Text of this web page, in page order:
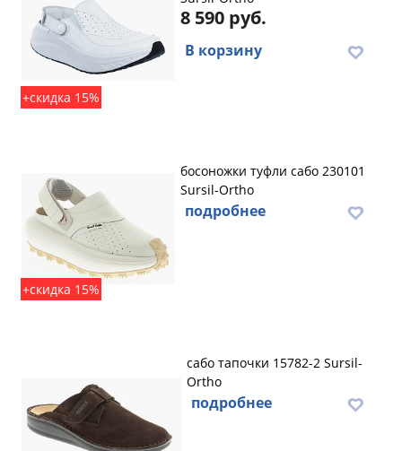
+скидка 15%
8 590 руб.
В корзину
+скидка 15%
босоножки туфли сабо 230101
Sursil-Ortho
подробнее
сабо тапочки 15782-2 Sursil-
Ortho
подробнее